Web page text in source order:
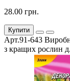
28.00 грн.
Купити
Арт.91-643
з кращих рослин